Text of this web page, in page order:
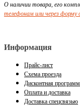
О наличии товара, его
телефонам или через форму
Информация
Прайс-лист
Схема проезда
Дисконтная
Оплата и доставка
Доставка спецсвязью